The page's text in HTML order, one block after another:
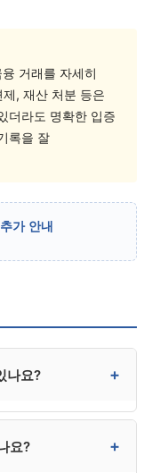
거래를 자세히
, 재산 처분 등은
더라도 명확한 입증
록을 잘
가 안내
나요? +
임합니다. 사건이
요? +